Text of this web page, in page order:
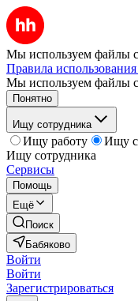
Мы используем файлы
Правила
Мы используем файлы
Понятно
Ищу сотрудника
Ищу работу
Ищу
Ищу сотрудника
Сервисы
Помощь
Ещё
Поиск
Бабяково
Войти
Войти
Зарегистрироваться